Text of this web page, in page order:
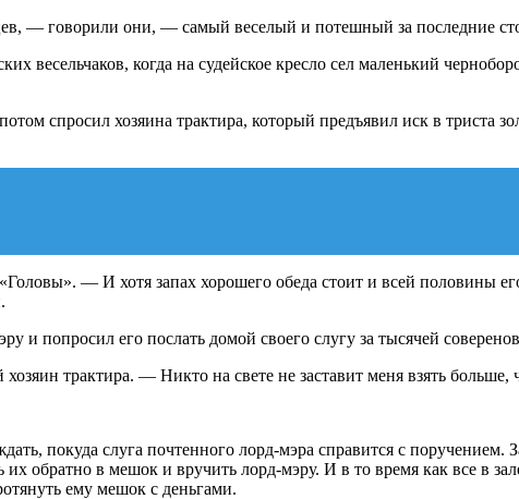
— говорили они, — самый веселый и потешный за последние
весельчаков, когда на судейское кресло сел маленький
спросил хозяина трактира, который предъявил иск в триста
— И хотя запах хорошего обеда стоит и всей половины
и попросил его послать домой своего слугу за тысячей
трактира. — Никто на свете не заставит меня взять больше,
покуда слуга почтенного лорд-мэра справится с
их обратно в мешок и вручить лорд-мэру. И в то время как все в
ему мешок с деньгами.